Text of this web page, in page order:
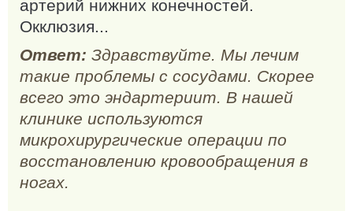
артерий нижних конечностей.
Окклюзия...
Ответ: Здравствуйте. Мы лечим
такие проблемы с сосудами. Скорее
всего это эндартериит. В нашей
клинике используются
микрохирургические операции по
восстановлению кровообращения в
ногах.